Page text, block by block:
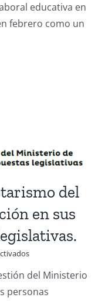
lucha
de
educativa en
febrero como un
del
en sus
en
denuncia
sectarismo
del Ministerio
personas